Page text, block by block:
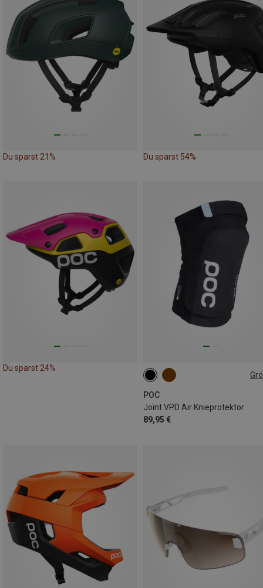
Du sparst 21% Du sparst 54%
Du sparst 24%
POC
Joint VPD Air Knieprotektor
89,95 €
XS S